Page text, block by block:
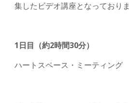
集したビデオ講座となっておりま
1日目（約2時間30分）
ハートスペース・ミーティング